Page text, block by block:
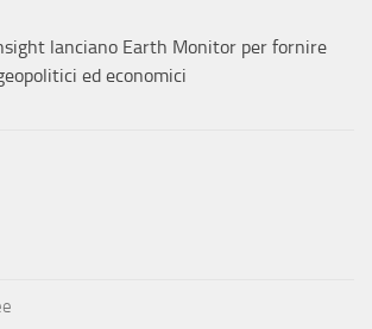
lanciano Earth Monitor per fornire
ed economici